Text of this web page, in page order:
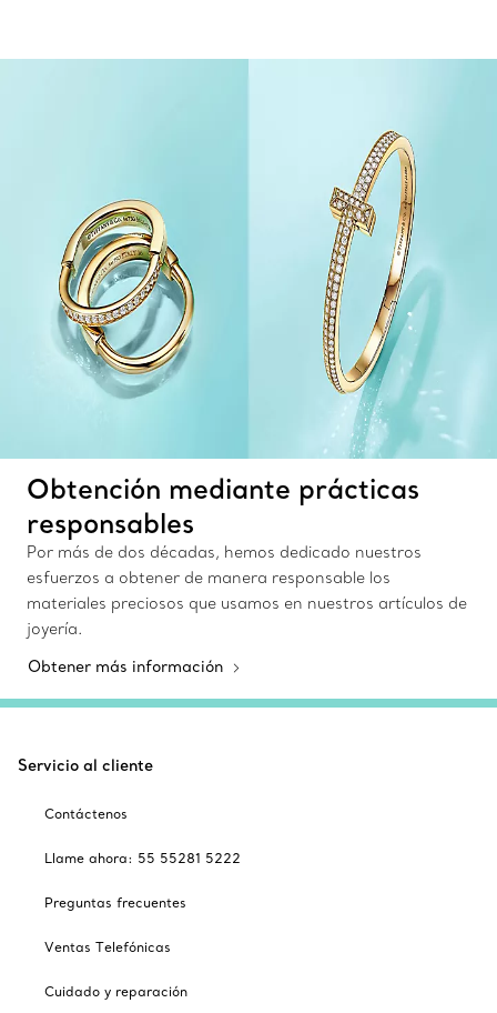
Obtención mediante prácticas
responsables
Por más de dos décadas, hemos dedicado nuestros
esfuerzos a obtener de manera responsable los
materiales preciosos que usamos en nuestros artículos de
joyería.
Obtener más información
Servicio al cliente
Contáctenos
Llame ahora: 55 55281 5222
Preguntas frecuentes
Ventas Telefónicas
Cuidado y reparación